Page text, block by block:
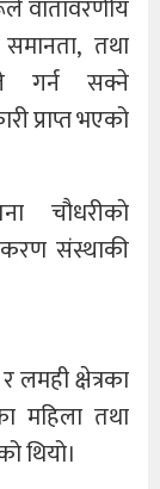
वातावरणीय
समानता, तथा
गर्न सक्ने
प्राप्त भएको
चौधरीकाे
संस्थाकी
लमही क्षेत्रका
महिला तथा
थियो।